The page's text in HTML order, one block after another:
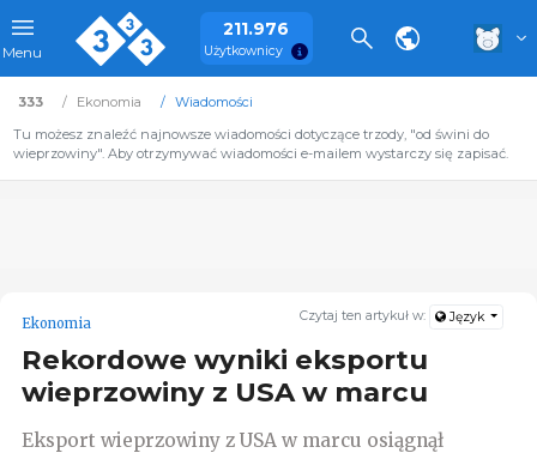
Menu
211.976
Użytkownicy
333 Ekonomia
Wiadomości
Tu możesz znaleźć najnowsze wiadomości dotyczące trzody, "od świni do
wieprzowiny". Aby otrzymywać wiadomości e-mailem wystarczy się zapisać.
Czytaj ten artykuł w: Język
Ekonomia
Rekordowe wyniki eksportu
wieprzowiny z USA w marcu
Eksport wieprzowiny z USA w marcu osiągnął